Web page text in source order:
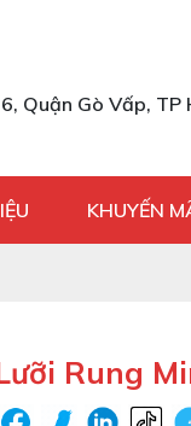
Quận Gò Vấp, TP
KHUYẾN
Rung